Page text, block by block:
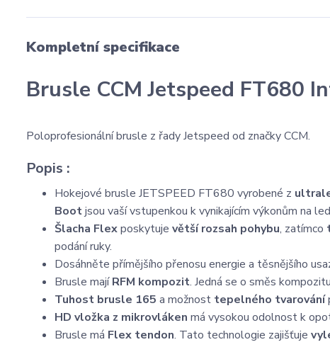
Kompletní specifikace
Brusle CCM Jetspeed FT680
Poloprofesionální brusle z řady Jetspeed od značky CCM.
Popis :
Hokejové brusle JETSPEED FT680 vyrobené z
Bootjsou vaší vstupenkou k vynikajícím výkonům na
Šlacha Flexposkytuje větší rozsah pohybu, zatímco
podání ruky.
Dosáhněte přímějšího přenosu energie a těsnějšího
Brusle majíRFM kompozit. Jedná se o směs
Tuhost brusle 165 a možnost tepelného tvarování
HD vložka z mikrovláken má vysokou odolnost k
Brusle má Flex tendon. Tato technologie zajišťuje